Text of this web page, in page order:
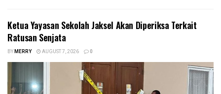
Ketua Yayasan Sekolah Jaksel Akan Diperiksa Terkait
Ratusan Senjata
BYMERRY AUGUST 7, 2026 0